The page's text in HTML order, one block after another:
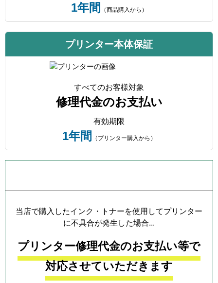
1年間 （商品購入から）
プリンター本体保証
すべてのお客様対象
修理代金のお支払い
有効期限
1年間 （プリンター購入から）
当店で購入したインク・トナーを使用してプリンター
に不具合が発生した場合...
プリンター修理代金のお支払い等で
対応させていただきます